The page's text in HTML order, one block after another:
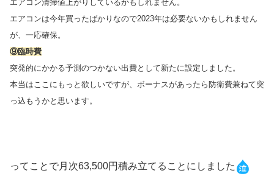
エアコン清掃値上がりしているかもしれません。
エアコンは今年買ったばかりなので2023年は必要ないかもしれません
が、一応確保。
⑨臨時費
突発的にかかる予測のつかない出費として新たに設定しました。
本当はここにもっと欲しいですが、ボーナスがあったら防衛費兼ねて突
っ込もうかと思います。
ってことで月次63,500円積み立てることにしました